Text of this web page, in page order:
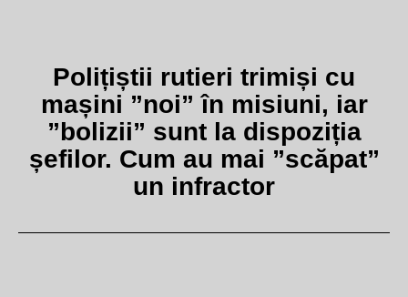
Polițiștii rutieri trimiși cu
mașini ”noi” în misiuni, iar
”bolizii” sunt la dispoziția
șefilor. Cum au mai ”scăpat”
un infractor